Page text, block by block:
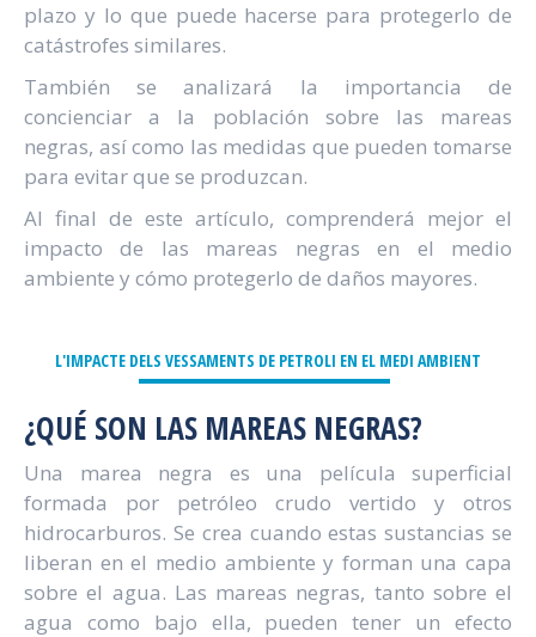
plazo y lo que puede hacerse para protegerlo de
catástrofes similares.
También se analizará la importancia de
concienciar a la población sobre las mareas
negras, así como las medidas que pueden tomarse
para evitar que se produzcan.
Al final de este artículo, comprenderá mejor el
impacto de las mareas negras en el medio
ambiente y cómo protegerlo de daños mayores.
L'IMPACTE DELS VESSAMENTS DE PETROLI EN EL MEDI AMBIENT
¿QUÉ SON LAS MAREAS NEGRAS?
Una marea negra es una película superficial
formada por petróleo crudo vertido y otros
hidrocarburos. Se crea cuando estas sustancias se
liberan en el medio ambiente y forman una capa
sobre el agua. Las mareas negras, tanto sobre el
agua como bajo ella, pueden tener un efecto